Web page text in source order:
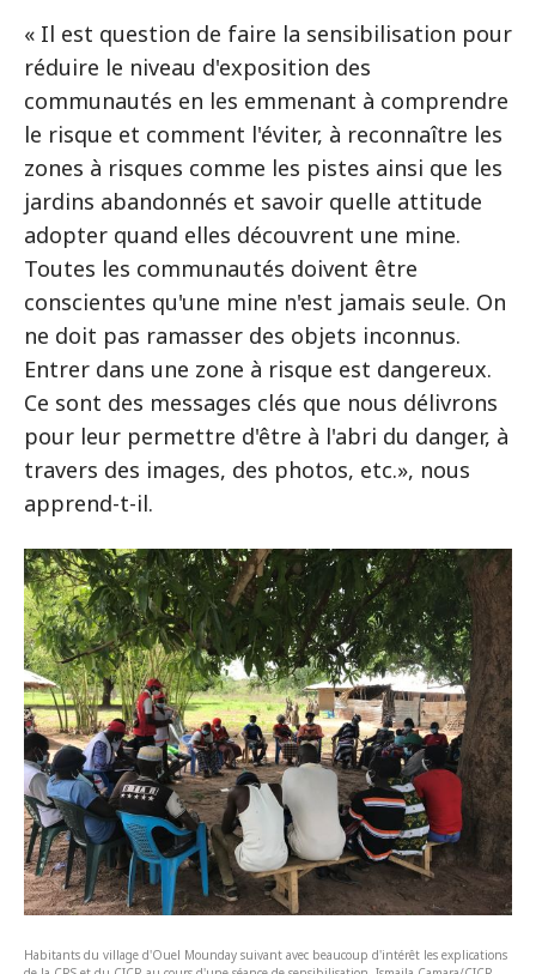
« Il est question de faire la sensibilisation pour
réduire le niveau d'exposition des
communautés en les emmenant à comprendre
le risque et comment l'éviter, à reconnaître les
zones à risques comme les pistes ainsi que les
jardins abandonnés et savoir quelle attitude
adopter quand elles découvrent une mine.
Toutes les communautés doivent être
conscientes qu'une mine n'est jamais seule. On
ne doit pas ramasser des objets inconnus.
Entrer dans une zone à risque est dangereux.
Ce sont des messages clés que nous délivrons
pour leur permettre d'être à l'abri du danger, à
travers des images, des photos, etc.», nous
apprend-t-il.
Habitants du village d'Ouel Mounday suivant avec beaucoup d'intérêt les explications